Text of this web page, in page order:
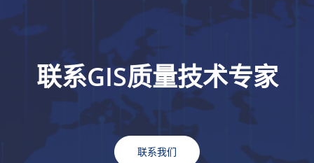
联系GIS质量技术专家
联系我们